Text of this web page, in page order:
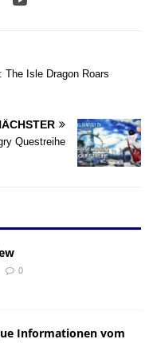
The Isle Dragon Roars
Questreihe
0
Informationen vom